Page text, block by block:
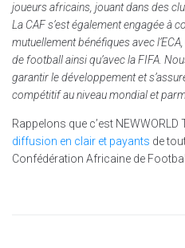
joueurs africains, jouant dans des
La CAF s’est également engagée à
mutuellement bénéfiques avec
de football ainsi qu’avec la FIFA.
garantir le développement et
compétitif au niveau mondial et
Rappelons que c’est
diffusion en clair et payants de
Confédération Africaine de